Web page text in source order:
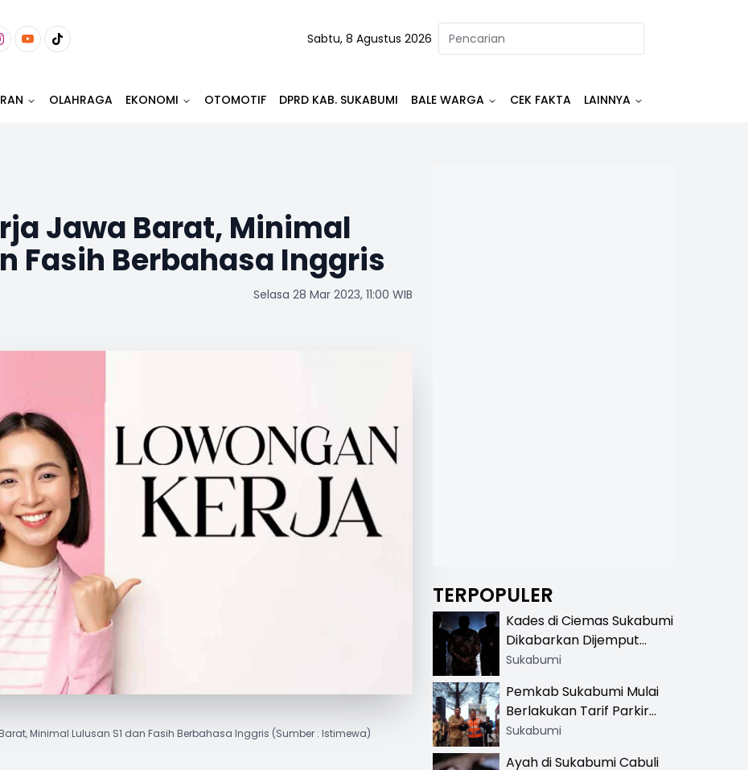
Sabtu, 8 Agustus 2026
OLAHRAGA EKONOMI OTOMOTIF DPRD KAB. SUKABUMI BALE WARGA CEK FAKTA LAINNYA
Jawa Barat, Minimal
Fasih Berbahasa Inggris
Selasa 28 Mar 2023, 11:00 WIB
Minimal Lulusan S1 dan Fasih Berbahasa Inggris (Sumber : Istimewa)
TERPOPULER
Kades di Ciemas Sukabumi
Dikabarkan Dijemput
Satnarkoba, Polisi
Sukabumi
Pemkab Sukabumi Mulai
Berlakukan Tarif Parkir
Resmi di 13 Lokasi Wisata,
Sukabumi
Ayah di Sukabumi Cabuli